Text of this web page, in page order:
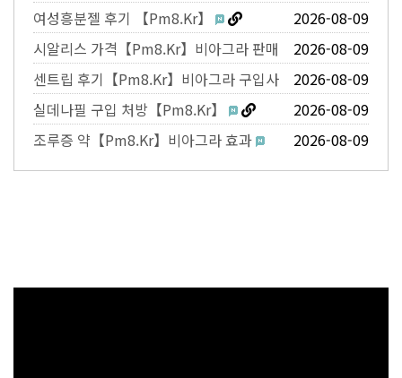
여성흥분젤 후기 【Pm8.Kr】
2026-08-09
시알리스 가격【Pm8.Kr】비아그라 판매
2026-08-09
센트립 후기【Pm8.Kr】비아그라 구입사
이트
2026-08-09
실데나필 구입 처방【Pm8.Kr】
2026-08-09
조루증 약【Pm8.Kr】비아그라 효과
2026-08-09